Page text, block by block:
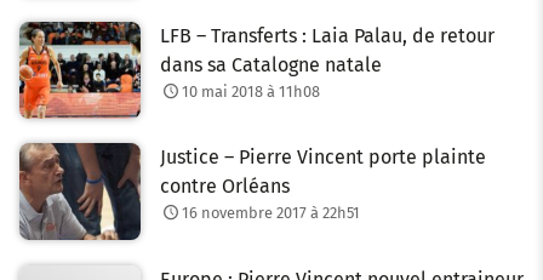
LFB – Transferts : Laia Palau, de retour
dans sa Catalogne natale
10 mai 2018 à 11h08
Justice – Pierre Vincent porte plainte
contre Orléans
16 novembre 2017 à 22h51